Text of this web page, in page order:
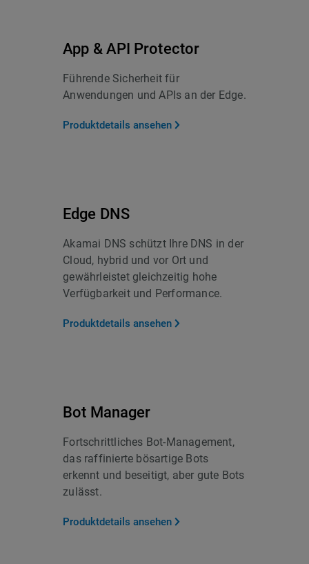
App & API Protector
Führende Sicherheit für
Anwendungen und APIs an der Edge.
Produktdetails ansehen
Edge DNS
Akamai DNS schützt Ihre DNS in der
Cloud, hybrid und vor Ort und
gewährleistet gleichzeitig hohe
Verfügbarkeit und Performance.
Produktdetails ansehen
Bot Manager
Fortschrittliches Bot-Management,
das raffinierte bösartige Bots
erkennt und beseitigt, aber gute Bots
zulässt.
Produktdetails ansehen